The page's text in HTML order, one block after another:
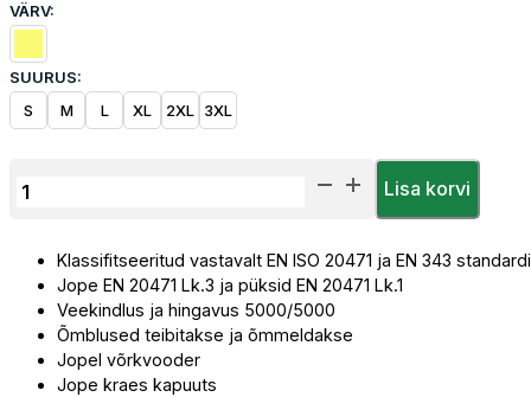
VÄRV:
SUURUS:
S
M L XL 2XL 3XL
Priha
Vihmariiete
Komplekt
kogus
Lisa korvi
Klassifitseeritud vastavalt EN ISO 20471 ja EN 343
Jope EN 20471 Lk.3 ja püksid EN 20471 Lk.1
Veekindlus ja hingavus 5000/5000
Õmblused teibitakse ja õmmeldakse
Jopel võrkvooder
Jope kraes kapuuts